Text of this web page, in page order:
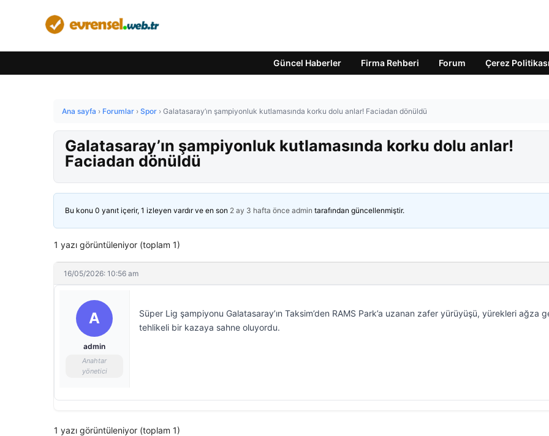
Güncel Haberler Firma Rehberi Forum Çerez Politikası
Ana sayfa › Forumlar › Spor › Galatasaray’ın şampiyonluk kutlamasında korku dolu anlar! Faciadan dönüldü
Galatasaray’ın şampiyonluk kutlamasında korku dolu anlar!
Faciadan dönüldü
Bu konu 0 yanıt içerir, 1 izleyen vardır ve en son 2 ay 3 hafta önce admin tarafından güncellenmiştir.
1 yazı görüntüleniyor (toplam 1)
16/05/2026: 10:56 am
A
admin
Anahtar
yönetici
Süper Lig şampiyonu Galatasaray’ın Taksim’den RAMS Park’a uzanan zafer yürüyüşü, yürekleri ağza
tehlikeli bir kazaya sahne oluyordu.
1 yazı görüntüleniyor (toplam 1)